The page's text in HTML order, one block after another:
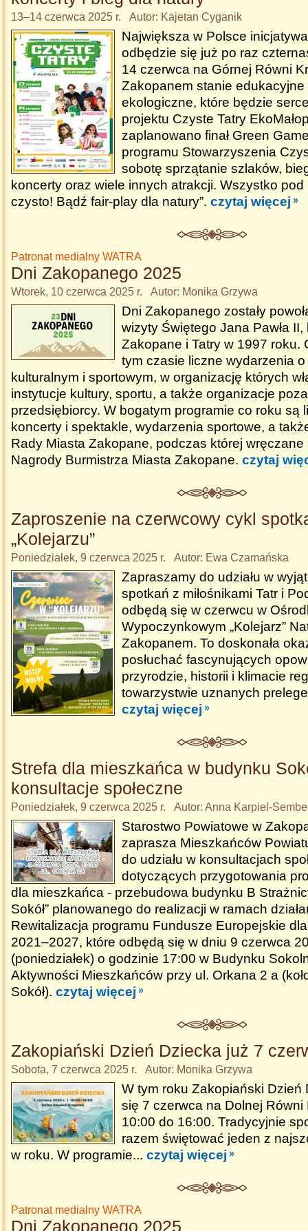
13–14 czerwca 2025 r. Autor: Kajetan Cyganik
Największa w Polsce
odbędzie się już po raz
14 czerwca na Górnej Równi
Zakopanem stanie
ekologiczne, które będzie
projektu Czyste Tatry
zaplanowano finał Green
programu Stowarzyszenia
sobotę sprzątanie szlaków,
koncerty oraz wiele innych atrakcji. Wszystko pod
czysto! Bądź fair-play dla natury”. czytaj więcej
Patronat medialny WATRA
Dni Zakopanego 2025
Wtorek, 10 czerwca 2025 r. Autor: Monika Grzywa
Dni Zakopanego zostały
wizyty Świętego Jana Pawła II,
Zakopane i Tatry w 1997 roku.
tym czasie liczne wydarzenia
kulturalnym i sportowym, w organizację których
instytucje kultury, sportu, a także organizacje
przedsiębiorcy. W bogatym programie co roku są
koncerty i spektakle, wydarzenia sportowe, a
Rady Miasta Zakopane, podczas której
Nagrody Burmistrza Miasta Zakopane. czytaj
Zaproszenie na czerwcowy cykl
„Kolejarzu”
Poniedziałek, 9 czerwca 2025 r. Autor: Ewa Czamańska
Zapraszamy do udziału w
spotkań z miłośnikami Tatr i
odbędą się w czerwcu w
Wypoczynkowym „Kolejarz”
Zakopanem. To doskonała
posłuchać fascynujących
przyrodzie, historii i klimacie
towarzystwie uznanych
czytaj więcej
Strefa dla mieszkańca w budynku
konsultacje społeczne
Poniedziałek, 9 czerwca 2025 r. Autor: Anna Karpiel-
Starostwo Powiatowe w
zaprasza Mieszkańców
do udziału w konsultacjach
dotyczących przygotowania
dla mieszkańca - przebudowa budynku B
Sokół” planowanego do realizacji w ramach
Rewitalizacja programu Fundusze Europejskie dla
2021–2027, które odbędą się w dniu 9 czerwca
(poniedziałek) o godzinie 17:00 w Budynku
Aktywności Mieszkańców przy ul. Orkana 2 a
Sokół). czytaj więcej
Zakopiański Dzień Dziecka już 7
Sobota, 7 czerwca 2025 r. Autor: Monika Grzywa
W tym roku Zakopiański Dzień
się 7 czerwca na Dolnej Równi
10:00 do 16:00. Tradycyjnie
razem świętować jeden z
w roku. W programie... czytaj więcej
Patronat medialny WATRA
Dni Zakopanego 2025